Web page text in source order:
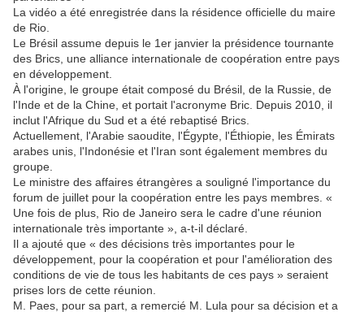
La vidéo a été enregistrée dans la résidence officielle du maire
de Rio.
Le Brésil assume depuis le 1er janvier la présidence tournante
des Brics, une alliance internationale de coopération entre pays
en développement.
À l'origine, le groupe était composé du Brésil, de la Russie, de
l'Inde et de la Chine, et portait l'acronyme Bric. Depuis 2010, il
inclut l'Afrique du Sud et a été rebaptisé Brics.
Actuellement, l'Arabie saoudite, l'Égypte, l'Éthiopie, les Émirats
arabes unis, l'Indonésie et l'Iran sont également membres du
groupe.
Le ministre des affaires étrangères a souligné l'importance du
forum de juillet pour la coopération entre les pays membres. «
Une fois de plus, Rio de Janeiro sera le cadre d'une réunion
internationale très importante », a-t-il déclaré.
Il a ajouté que « des décisions très importantes pour le
développement, pour la coopération et pour l'amélioration des
conditions de vie de tous les habitants de ces pays » seraient
prises lors de cette réunion.
M. Paes, pour sa part, a remercié M. Lula pour sa décision et a